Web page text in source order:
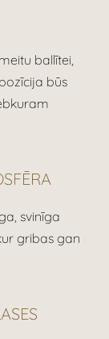
ballītei,
būs
svinīga
gribas gan